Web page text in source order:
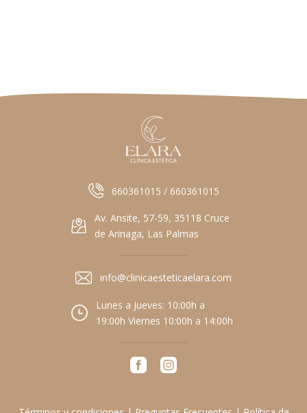
660361015 / 660361015
Av. Ansite, 57-59, 35118 Cruce
de Arinaga, Las Palmas
info@clinicaesteticaelara.com
Lunes a Jueves: 10:00h a
19:00h Viernes 10:00h a 14:00h